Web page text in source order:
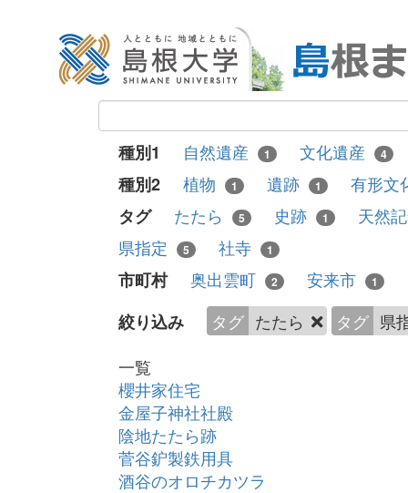
種別1 自然遺産 1 文化遺産 4
種別2 植物 1 遺跡 1
有形文
タグ
たたら 5 史跡 1
天然
県指定
5 社寺 1
市町村 奥出雲町 2 安来市 1
絞り込み
タグ たたら タグ 県
一覧
櫻井家住宅
金屋子神社社殿
陰地たたら跡
菅谷鈩製鉄用具
酒谷のオロチカツラ